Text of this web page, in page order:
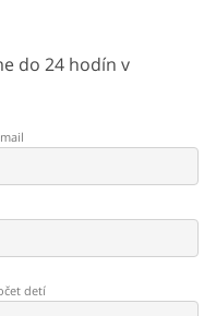
do 24 hodín v
detí